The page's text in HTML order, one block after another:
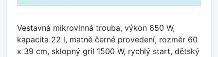
Vestavná mikrovlnná trouba, výkon 850 W,
kapacita 22 l, matně černé provedení, rozměr 60
x 39 cm, sklopný gril 1500 W, rychlý start, dětský